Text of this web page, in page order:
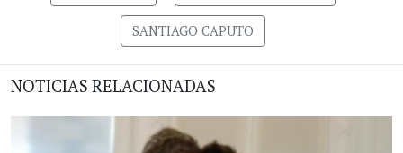
SANTIAGO CAPUTO
NOTICIAS RELACIONADAS